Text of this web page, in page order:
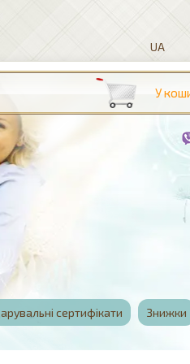
сертифікати Знижки